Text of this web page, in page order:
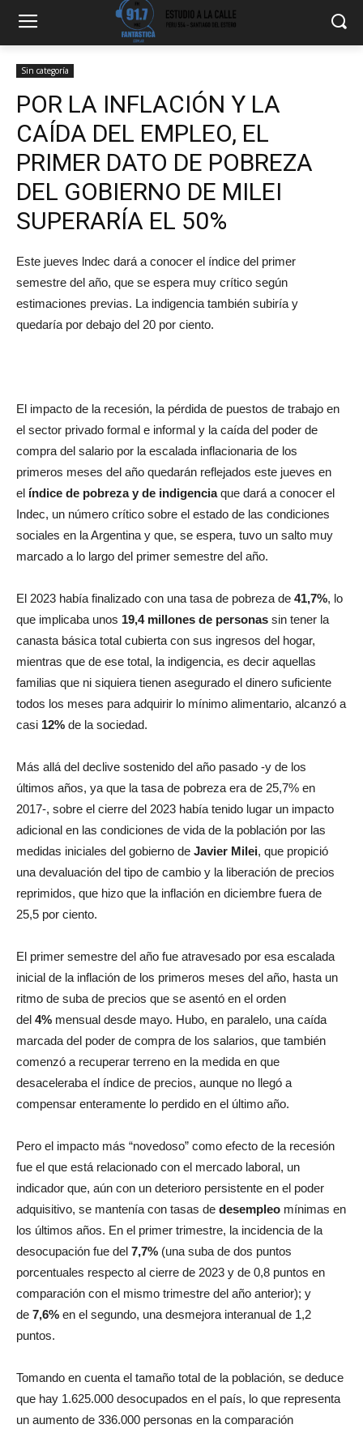
Sin categoría
POR LA INFLACIÓN Y LA
CAÍDA DEL EMPLEO, EL
PRIMER DATO DE POBREZA
DEL GOBIERNO DE MILEI
SUPERARÍA EL 50%
Este jueves lndec dará a conocer el índice del primer
semestre del año, que se espera muy crítico según
estimaciones previas. La indigencia también subiría y
quedaría por debajo del 20 por ciento.
El impacto de la recesión, la pérdida de puestos de trabajo en
el sector privado formal e informal y la caída del poder de
compra del salario por la escalada inflacionaria de los
primeros meses del año quedarán reflejados este jueves en
el índice de pobreza y de indigenciaque dará a conocer el
Indec, un número crítico sobre el estado de las condiciones
sociales en la Argentina y que, se espera, tuvo un salto muy
marcado a lo largo del primer semestre del año.
El 2023 había finalizado con una tasa de pobreza de 41,7%, lo
que implicaba unos 19,4 millones de personas sin tener la
canasta básica total cubierta con sus ingresos del hogar,
mientras que de ese total, la indigencia, es decir aquellas
familias que ni siquiera tienen asegurado el dinero suficiente
todos los meses para adquirir lo mínimo alimentario, alcanzó a
casi 12% de la sociedad.
Más allá del declive sostenido del año pasado -y de los
últimos años, ya que la tasa de pobreza era de 25,7% en
2017-, sobre el cierre del 2023 había tenido lugar un impacto
adicional en las condiciones de vida de la población por las
medidas iniciales del gobierno de Javier Milei, que propició
una devaluación del tipo de cambio y la liberación de precios
reprimidos, que hizo que la inflación en diciembre fuera de
25,5 por ciento.
El primer semestre del año fue atravesado por esa escalada
inicial de la inflación de los primeros meses del año, hasta un
ritmo de suba de precios que se asentó en el orden
del 4% mensual desde mayo. Hubo, en paralelo, una caída
marcada del poder de compra de los salarios, que también
comenzó a recuperar terreno en la medida en que
desaceleraba el índice de precios, aunque no llegó a
compensar enteramente lo perdido en el último año.
Pero el impacto más “novedoso” como efecto de la recesión
fue el que está relacionado con el mercado laboral, un
indicador que, aún con un deterioro persistente en el poder
adquisitivo, se mantenía con tasas de desempleo mínimas en
los últimos años. En el primer trimestre, la incidencia de la
desocupación fue del 7,7% (una suba de dos puntos
porcentuales respecto al cierre de 2023 y de 0,8 puntos en
comparación con el mismo trimestre del año anterior); y
de 7,6% en el segundo, una desmejora interanual de 1,2
puntos.
Tomando en cuenta el tamaño total de la población, se deduce
que hay 1.625.000 desocupados en el país, lo que representa
un aumento de 336.000 personas en la comparación